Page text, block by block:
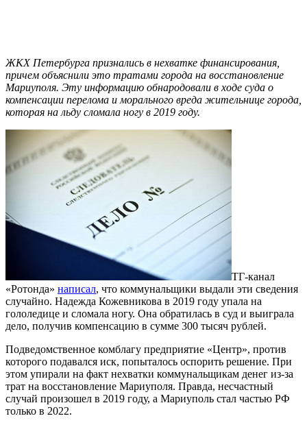
ЖКХ Петербурга признались в нехватке финансирования,
причем объяснили это тратами города на восстановление
Мариуполя. Эту информацию обнародовали в ходе суда о
компенсации перелома и морального вреда жительнице города,
которая на льду сломала ногу в 2019 году.
ТГ-канал
«Ротонда» написал, что коммунальщики выдали эти сведения
случайно. Надежда Кожевникова в 2019 году упала на
гололедице и сломала ногу. Она обратилась в суд и выиграла
дело, получив компенсацию в сумме 300 тысяч рублей.
Подведомственное комблагу предприятие «Центр», против
которого подавался иск, попыталось оспорить решение. При
этом упирали на факт нехватки коммунальщикам денег из-за
трат на восстановление Мариуполя. Правда, несчастный
случай произошел в 2019 году, а Мариуполь стал частью РФ
только в 2022.